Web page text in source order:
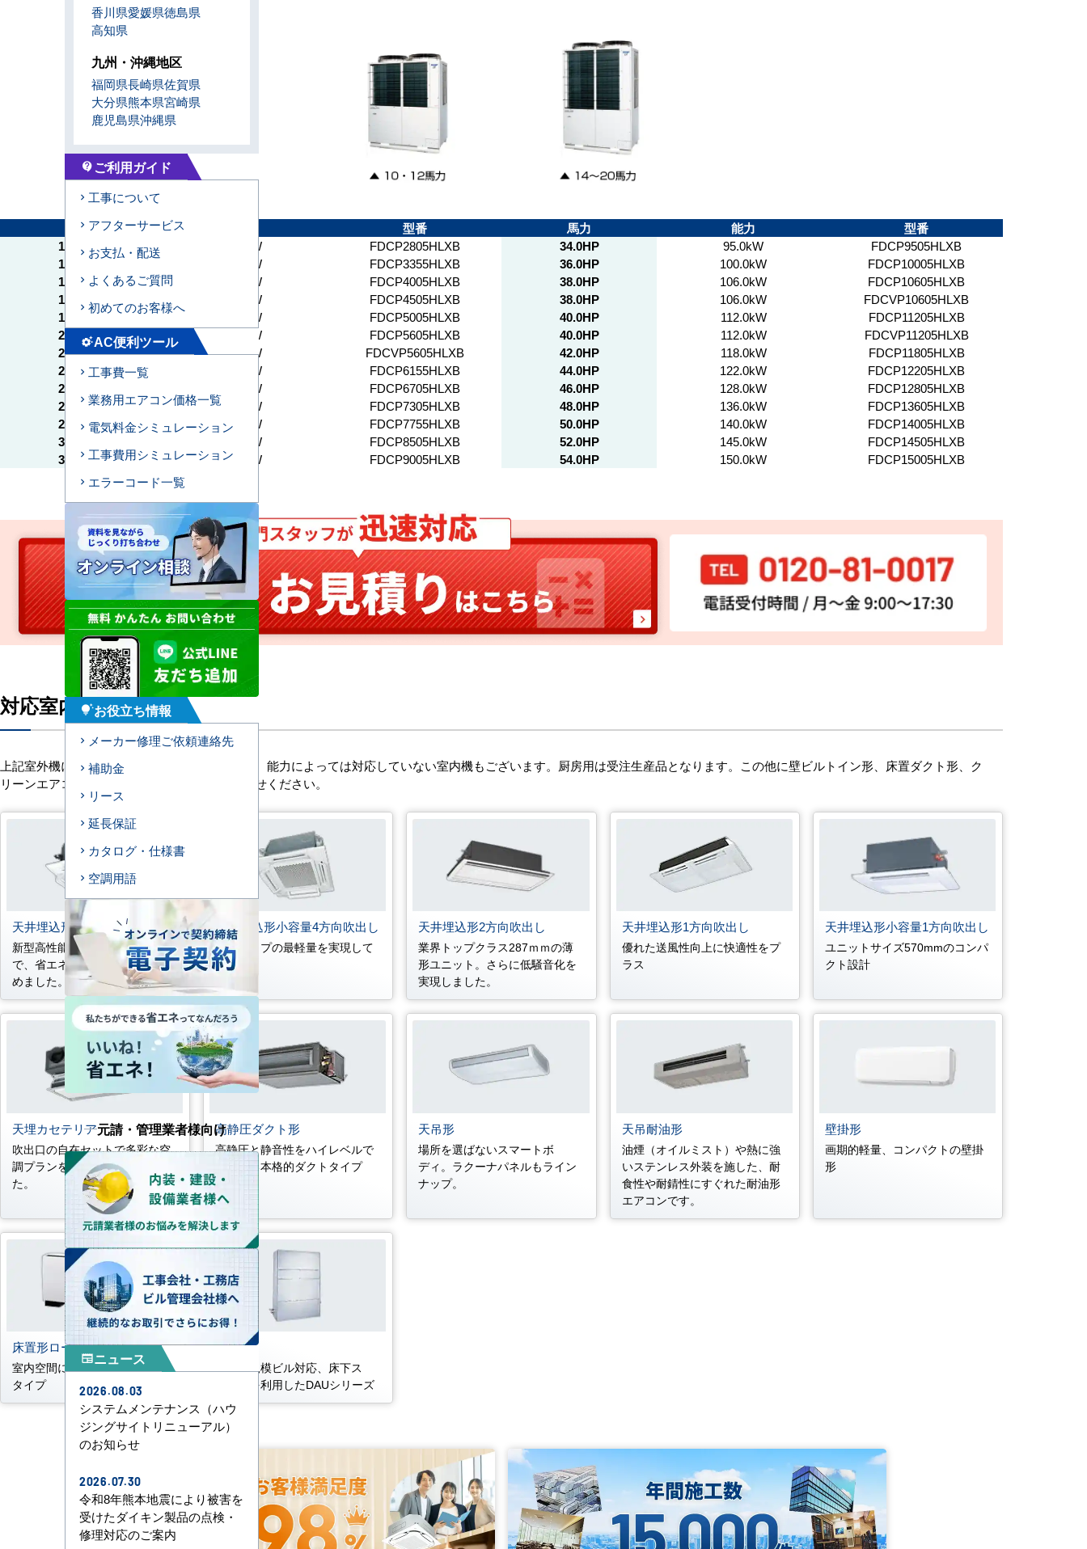
馬力 型番 馬力 能力
型番
10.0HP
28.0kW FDCP2805HLXB 34.0HP 95.0kW
FDCP9505HLXB
12.0HP
33.5kW FDCP3355HLXB 36.0HP 100.0kW
FDCP10005HLXB
14.0HP
40.0kW FDCP4005HLXB 38.0HP 106.0kW
FDCP10605HLXB
16.0HP
45.0kW FDCP4505HLXB 38.0HP 106.0kW
FDCVP10605HLXB
18.0HP
50.0kW FDCP5005HLXB 40.0HP 112.0kW
FDCP11205HLXB
20.0HP
56.0kW FDCP5605HLXB 40.0HP 112.0kW
FDCVP11205HLXB
20.0HP
56.0kW FDCVP5605HLXB 42.0HP 118.0kW
FDCP11805HLXB
22.0HP
61.5kW FDCP6155HLXB 44.0HP 122.0kW
FDCP12205HLXB
24.0HP
67.0kW FDCP6705HLXB 46.0HP 128.0kW
FDCP12805HLXB
26.0HP
73.0kW FDCP7305HLXB 48.0HP 136.0kW
FDCP13605HLXB
28.0HP
77.5kW FDCP7755HLXB 50.0HP 140.0kW
FDCP14005HLXB
30.0HP
85.0kW FDCP8505HLXB 52.0HP 145.0kW
FDCP14505HLXB
32.0HP
90.0kW FDCP9005HLXB 54.0HP 150.0kW FDCP15005HLXB
対応室内機ユニット一覧
上記室外機に接続できる室内ユニット一覧です。能力によっては対応していない室内機もございます。厨房用は受注生産品となります。この他に壁ビルトイン形、床置ダクト形、ク
リーンエアコンがございます。詳しくはお問合せください。
天井埋込形4方向吹出し
新型高性能DCファンモータ採用
で、省エネ性を更に一歩押し進
めました。
天井埋込形小容量4方向吹出し
業界トップの最軽量を実現して
新登場。
天井埋込形2方向吹出し
業界トップクラス287ｍｍの薄
形ユニット。さらに低騒音化を
実現しました。
天井埋込形1方向吹出し
優れた送風性向上に快適性をプ
ラス
天井埋込形小容量1方向吹出し
ユニットサイズ570mmのコンパ
クト設計
天埋カセテリア
吹出口の自在セットで多彩な空
調プランをサポートいたしまし
た。
高静圧ダクト形
高静圧と静音性をハイレベルで
発揮する本格的ダクトタイプ
天吊形
場所を選ばないスマートボ
ディ。ラクーナパネルもライン
ナップ。
天吊耐油形
油煙（オイルミスト）や熱に強
いステンレス外装を施した、耐
食性や耐錆性にすぐれた耐油形
エアコンです。
壁掛形
画期的軽量、コンパクトの壁掛
形
床置形ローボーイタイプ
室内空間に溶け込むローボーイ
タイプ
床置形
中～大規模ビル対応、床下ス
ペースを利用したDAUシリーズ
香川県愛媛県徳島県
高知県
九州・沖縄地区
福岡県長崎県佐賀県
大分県熊本県宮崎県
鹿児島県沖縄県
contact_support ご利用ガイド
工事について
アフターサービス
お支払・配送
よくあるご質問
初めてのお客様へ
settings_suggestAC便利ツール
工事費一覧
業務用エアコン価格一覧
電気料金シミュレーション
工事費用シミュレーション
エラーコード一覧
tips_and_updatesお役立ち情報
メーカー修理ご依頼連絡先
補助金
リース
延長保証
カタログ・仕様書
空調用語
元請・管理業者様向け
newspaperニュース
2026.08.03
システムメンテナンス（ハウ
ジングサイトリニューアル）
のお知らせ
2026.07.30
令和8年熊本地震により被害を
受けたダイキン製品の点検・
修理対応のご案内